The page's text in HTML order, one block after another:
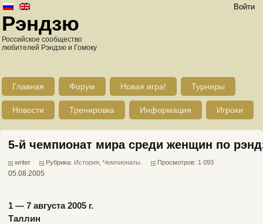
Войти
Рэндзю
Российское сообщество
любителей Рэндзю и Гомоку
Главная Форум Новая игра! Турниры
Новости Тренировка Информация Игроки
5-й чемпионат мира среди женщин по
writer Рубрика: История Чемпионаты Просмотров: 1 093
05.08.2005
1 — 7 августа 2005 г.
Таллин